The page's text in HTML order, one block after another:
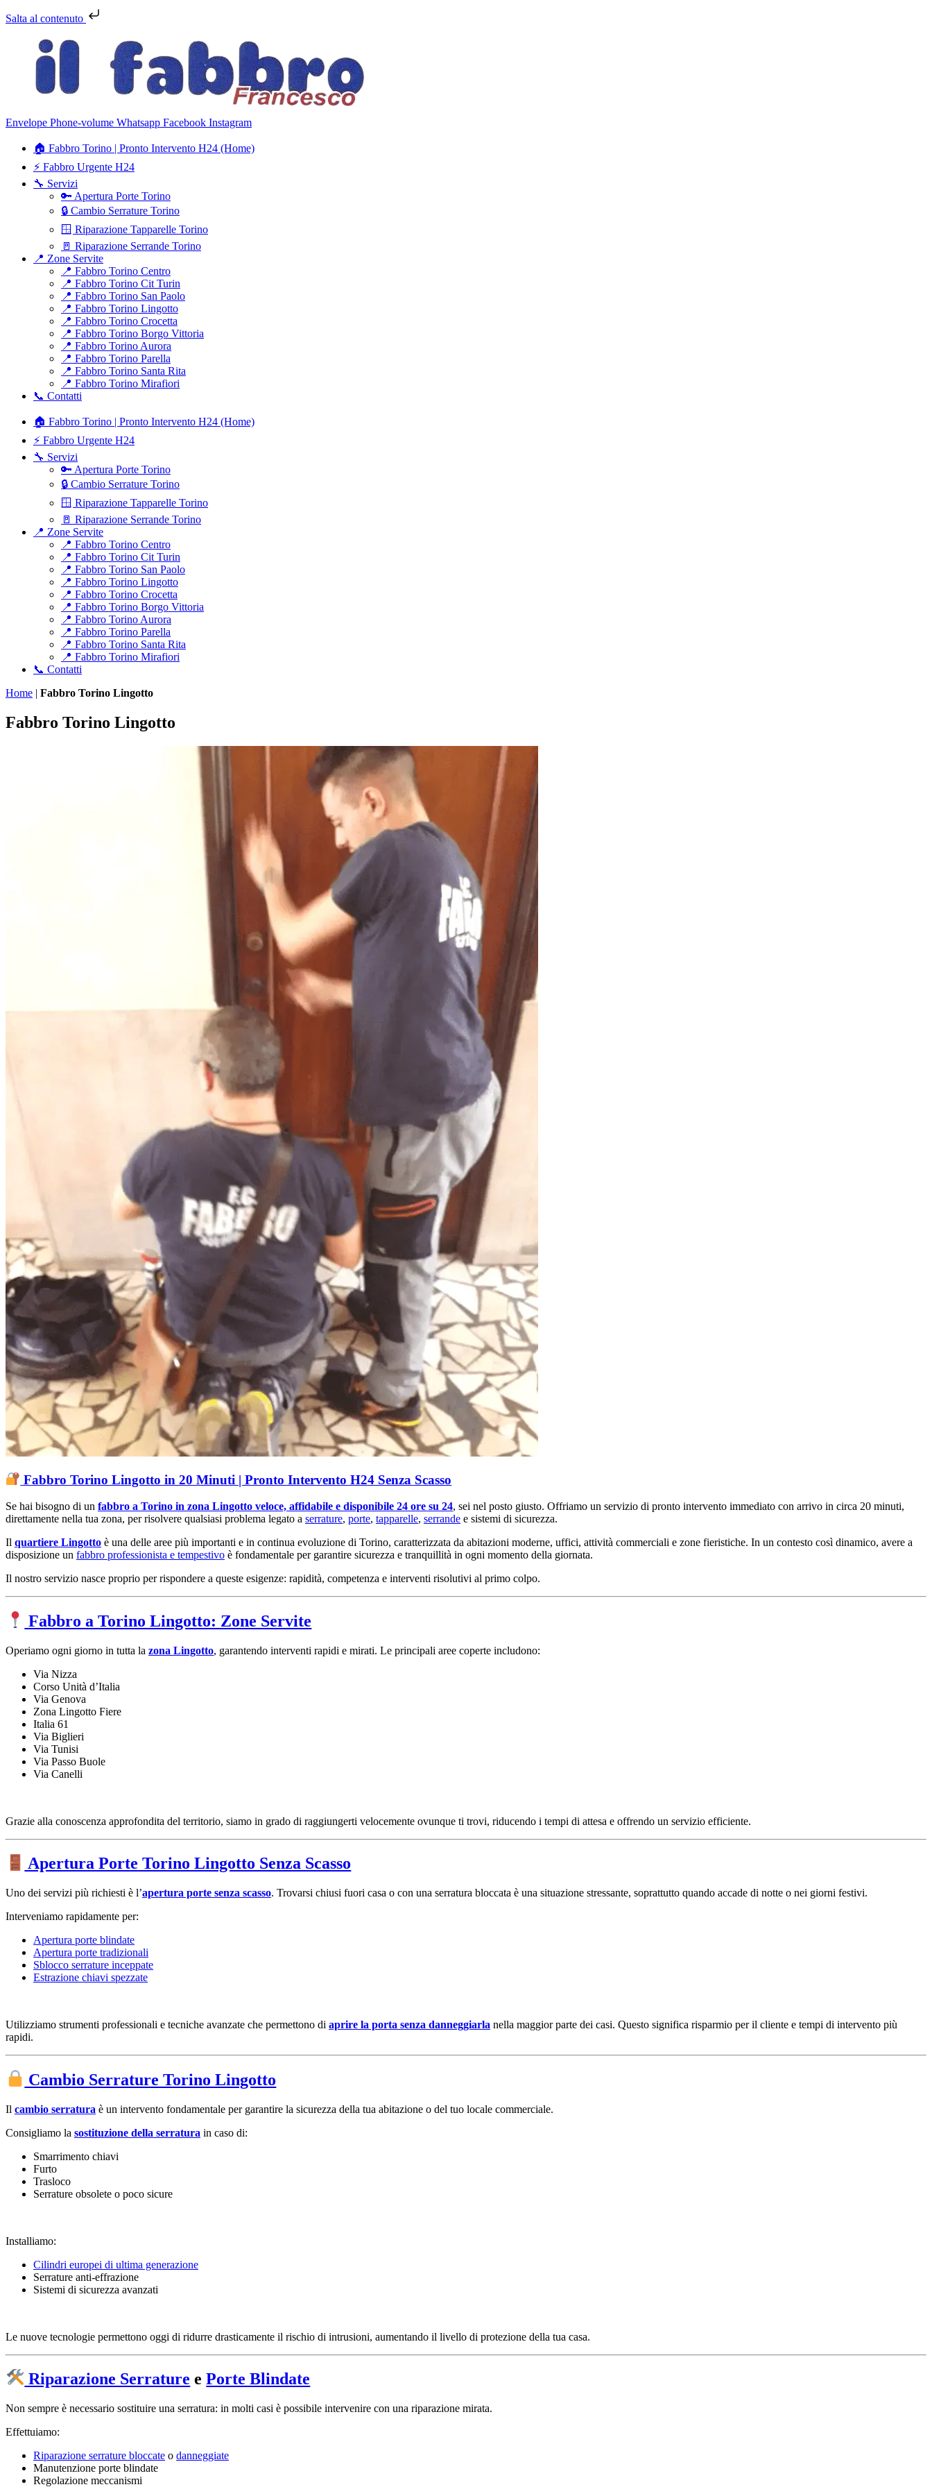
Salta al contenuto
Envelope Phone-volume Whatsapp Facebook Instagram
🏠 Fabbro Torino | Pronto Intervento H24 (Home)
⚡ Fabbro Urgente H24
🔧 Servizi
🔑 Apertura Porte Torino
🔒 Cambio Serrature Torino
🪟 Riparazione Tapparelle Torino
🚪 Riparazione Serrande Torino
📍 Zone Servite
📍 Fabbro Torino Centro
📍 Fabbro Torino Cit Turin
📍 Fabbro Torino San Paolo
📍 Fabbro Torino Lingotto
📍 Fabbro Torino Crocetta
📍 Fabbro Torino Borgo Vittoria
📍 Fabbro Torino Aurora
📍 Fabbro Torino Parella
📍 Fabbro Torino Santa Rita
📍 Fabbro Torino Mirafiori
📞 Contatti
🏠 Fabbro Torino | Pronto Intervento H24 (Home)
⚡ Fabbro Urgente H24
🔧 Servizi
🔑 Apertura Porte Torino
🔒 Cambio Serrature Torino
🪟 Riparazione Tapparelle Torino
🚪 Riparazione Serrande Torino
📍 Zone Servite
📍 Fabbro Torino Centro
📍 Fabbro Torino Cit Turin
📍 Fabbro Torino San Paolo
📍 Fabbro Torino Lingotto
📍 Fabbro Torino Crocetta
📍 Fabbro Torino Borgo Vittoria
📍 Fabbro Torino Aurora
📍 Fabbro Torino Parella
📍 Fabbro Torino Santa Rita
📍 Fabbro Torino Mirafiori
📞 Contatti
Home | Fabbro Torino Lingotto
Fabbro Torino Lingotto
Fabbro Torino Lingotto in 20 Minuti | Pronto Intervento H24 Senza Scasso
Se hai bisogno di un fabbro a Torino in zona Lingotto veloce, affidabile e disponibile 24 ore su 24, sei nel posto giusto. Offriamo un servizio di pronto intervento immediato con arrivo in circa 20 minuti,
direttamente nella tua zona, per risolvere qualsiasi problema legato a serrature, porte, tapparelle, serrande e sistemi di sicurezza.
Il quartiere Lingotto è una delle aree più importanti e in continua evoluzione di Torino, caratterizzata da abitazioni moderne, uffici, attività commerciali e zone fieristiche. In un contesto così dinamico, avere a
disposizione un fabbro professionista e tempestivo è fondamentale per garantire sicurezza e tranquillità in ogni momento della giornata.
Il nostro servizio nasce proprio per rispondere a queste esigenze: rapidità, competenza e interventi risolutivi al primo colpo.
Fabbro a Torino Lingotto: Zone Servite
Operiamo ogni giorno in tutta la zona Lingotto, garantendo interventi rapidi e mirati. Le principali aree coperte includono:
Via Nizza
Corso Unità d’Italia
Via Genova
Zona Lingotto Fiere
Italia 61
Via Biglieri
Via Tunisi
Via Passo Buole
Via Canelli
Grazie alla conoscenza approfondita del territorio, siamo in grado di raggiungerti velocemente ovunque ti trovi, riducendo i tempi di attesa e offrendo un servizio efficiente.
Apertura Porte Torino Lingotto Senza Scasso
Uno dei servizi più richiesti è l’apertura porte senza scasso. Trovarsi chiusi fuori casa o con una serratura bloccata è una situazione stressante, soprattutto quando accade di notte o nei giorni festivi.
Interveniamo rapidamente per:
Apertura porte blindate
Apertura porte tradizionali
Sblocco serrature inceppate
Estrazione chiavi spezzate
Utilizziamo strumenti professionali e tecniche avanzate che permettono di aprire la porta senza danneggiarla nella maggior parte dei casi. Questo significa risparmio per il cliente e tempi di intervento più
rapidi.
Cambio Serrature Torino Lingotto
Il cambio serratura è un intervento fondamentale per garantire la sicurezza della tua abitazione o del tuo locale commerciale.
Consigliamo la sostituzione della serratura in caso di:
Smarrimento chiavi
Furto
Trasloco
Serrature obsolete o poco sicure
Installiamo:
Cilindri europei di ultima generazione
Serrature anti-effrazione
Sistemi di sicurezza avanzati
Le nuove tecnologie permettono oggi di ridurre drasticamente il rischio di intrusioni, aumentando il livello di protezione della tua casa.
Riparazione Serrature ePorte Blindate
Non sempre è necessario sostituire una serratura: in molti casi è possibile intervenire con una riparazione mirata.
Effettuiamo:
Riparazione serrature bloccate o danneggiate
Manutenzione porte blindate
Regolazione meccanismi